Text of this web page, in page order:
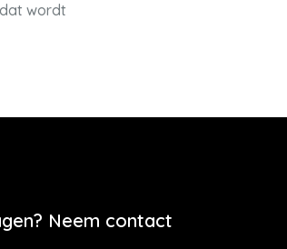
wordt
Neem contact